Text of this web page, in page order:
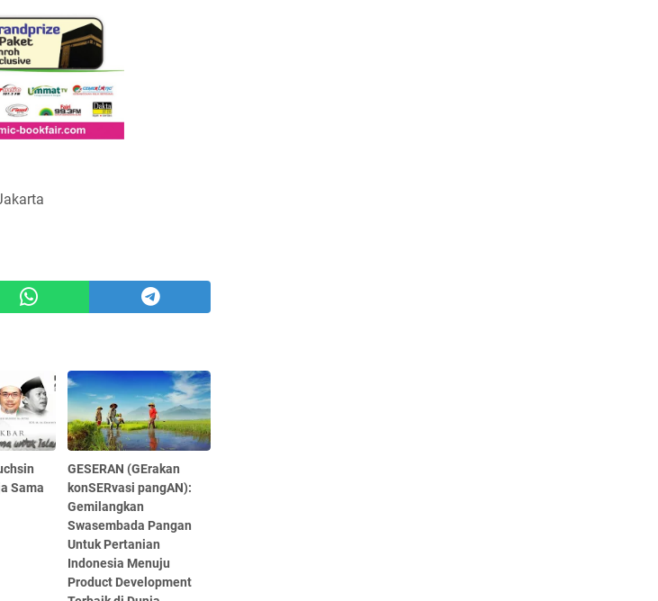
Sama
GESERAN (GErakan
konSERvasi pangAN):
Gemilangkan
Swasembada Pangan
Untuk Pertanian
Indonesia Menuju
Product Development